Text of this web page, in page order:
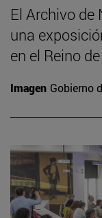
El Archivo de
una
en el Reino
Imagen Gobierno